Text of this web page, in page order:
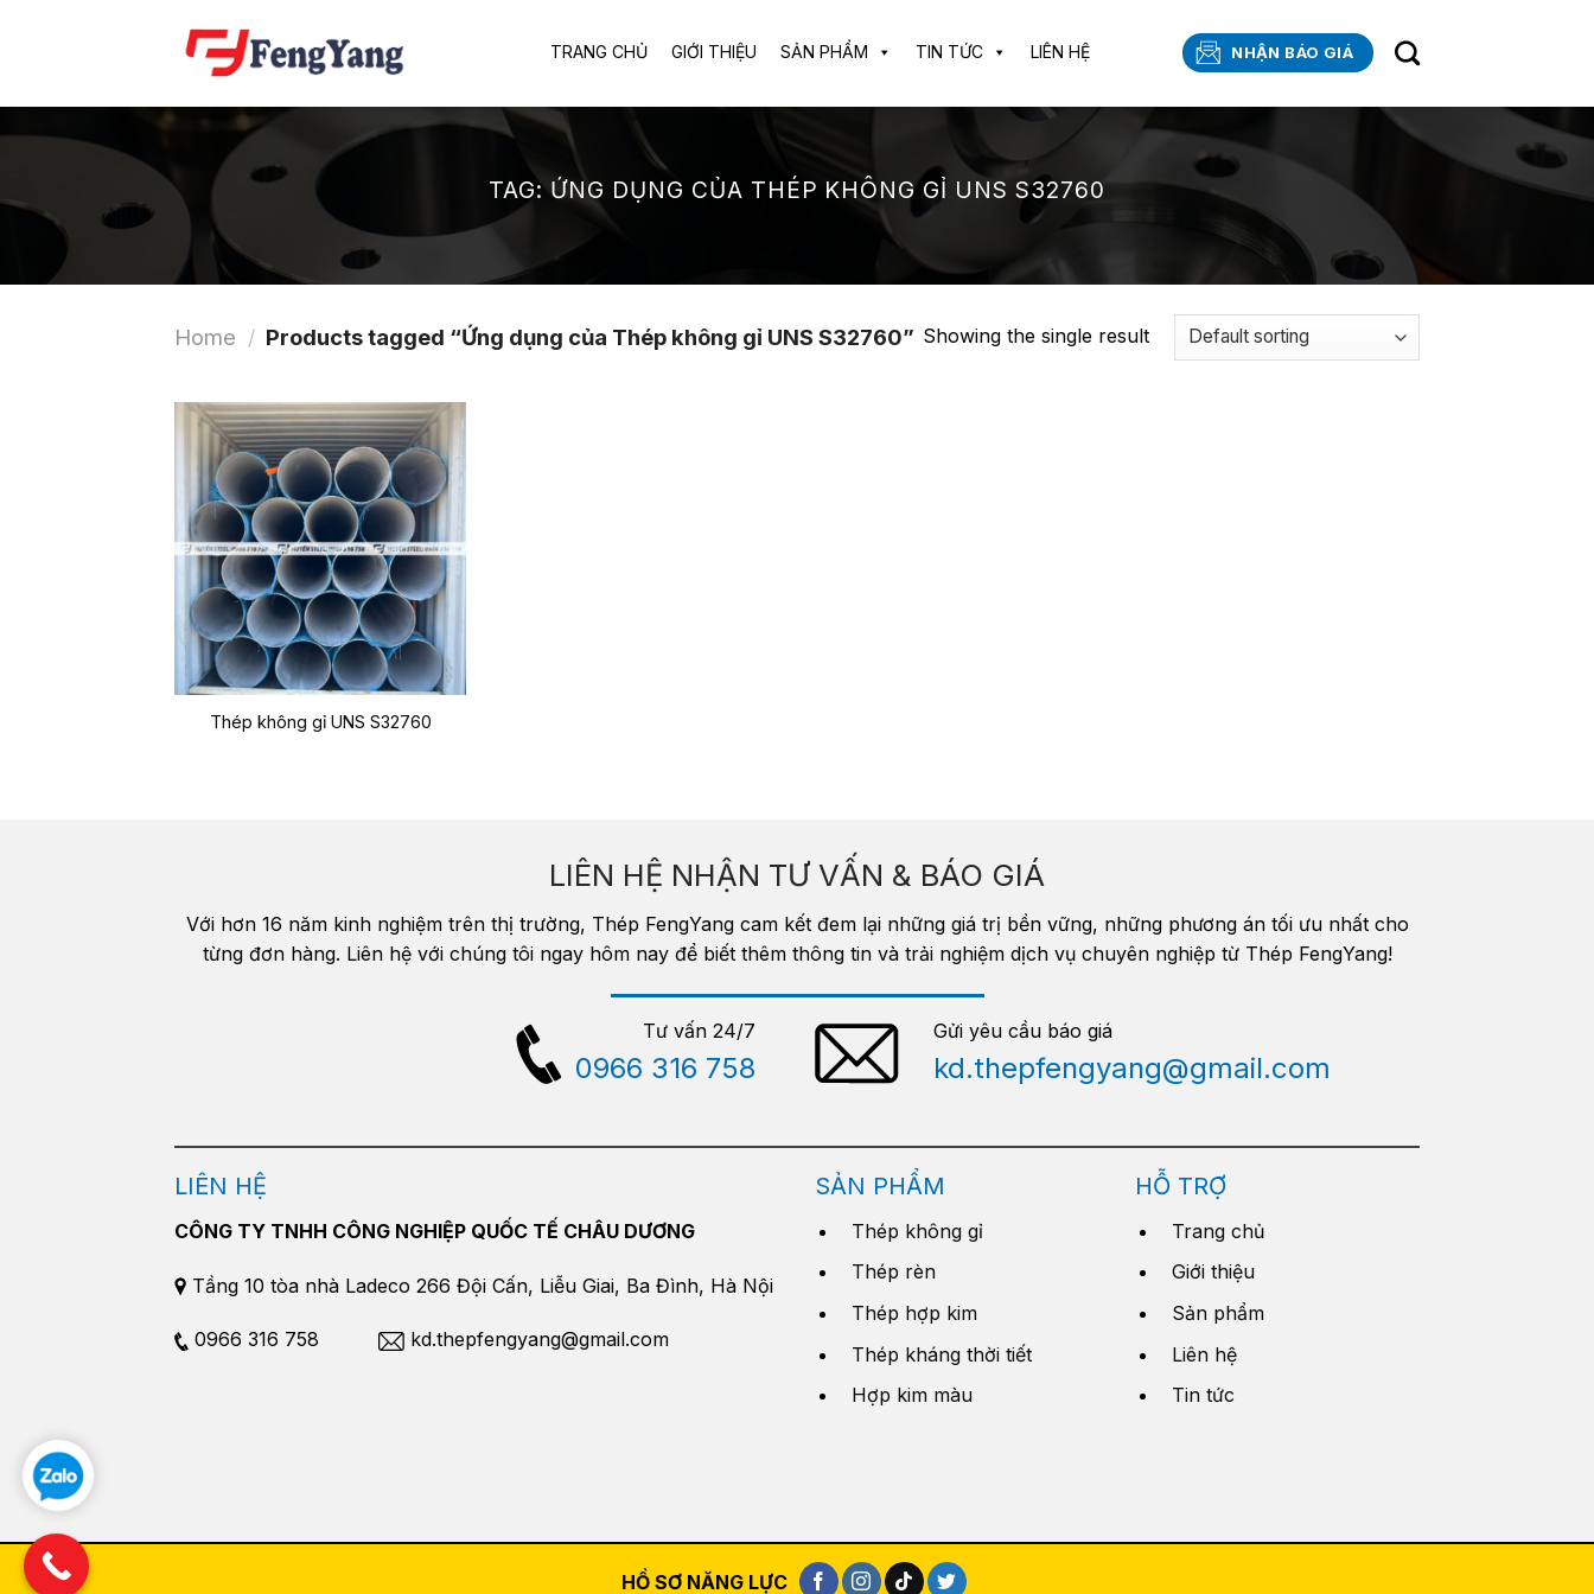
TRANG CHỦ GIỚI THIỆU SẢN PHẨM TIN TỨC LIÊN HỆ NHẬN BÁO GIÁ
TAG:ỨNG DỤNG CỦA THÉP KHÔNG GỈ UNS S32760
Home / Products tagged “Ứng dụng của Thép không gỉ UNS S32760” Showing the single result
Thép không gỉ UNS S32760
LIÊN HỆ NHẬN TƯ VẤN & BÁO GIÁ
Với hơn 16 năm kinh nghiệm trên thị trường, Thép FengYang cam kết đem lại những giá trị bền vững, những phương án tối ưu nhất cho
từng đơn hàng. Liên hệ với chúng tôi ngay hôm nay để biết thêm thông tin và trải nghiệm dịch vụ chuyên nghiệp từ Thép FengYang!
Tư vấn 24/7
0966 316 758
Gửi yêu cầu báo giá
kd.thepfengyang@gmail.com
LIÊN HỆ
CÔNG TY TNHH CÔNG NGHIỆP QUỐC TẾ CHÂU DƯƠNG
Tầng 10 tòa nhà Ladeco 266 Đội Cấn, Liễu Giai, Ba Đình, Hà Nội
0966 316 758 kd.thepfengyang@gmail.com
SẢN PHẨM
Thép không gỉ
Thép rèn
Thép hợp kim
Thép kháng thời tiết
Hợp kim màu
HỖ TRỢ
Trang chủ
Giới thiệu
Sản phẩm
Liên hệ
Tin tức
HỒ SƠ NĂNG LỰC